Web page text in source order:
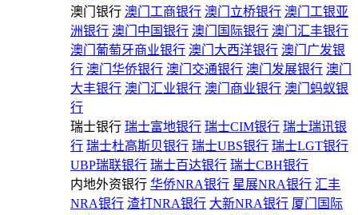
澳门银行 澳门工商银行 澳门立桥银行 澳门工银亚
洲银行 澳门中国银行 澳门国际银行 澳门汇丰银行
澳门葡萄牙商业银行 澳门大西洋银行 澳门广发银
行 澳门华侨银行 澳门交通银行 澳门发展银行 澳门
大丰银行 澳门汇业银行 澳门商业银行 澳门蚂蚁银
行
瑞士银行 瑞士富地银行 瑞士CIM银行 瑞士瑞讯银
行 瑞士杜高斯贝银行 瑞士UBS银行 瑞士LGT银行
UBP瑞联银行 瑞士百达银行 瑞士CBH银行
内地外资银行 华侨NRA银行 星展NRA银行 汇丰
NRA银行 渣打NRA银行 大新NRA银行 厦门国际